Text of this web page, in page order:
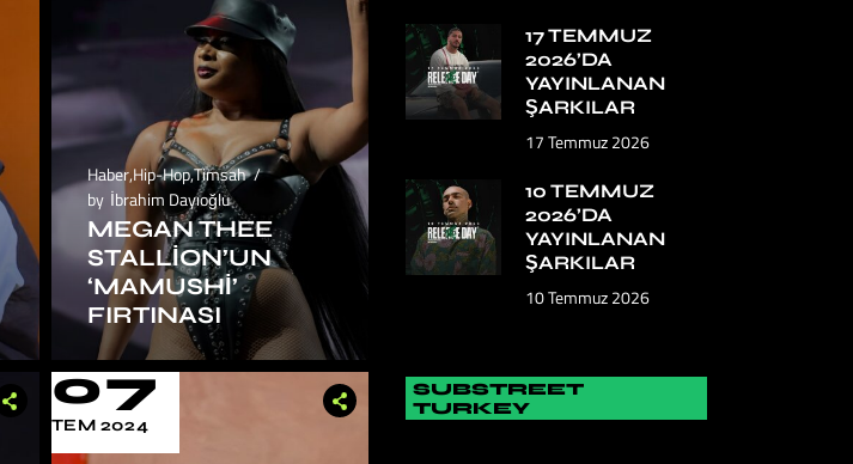
Haber,Hip-Hop,Timsah
by İbrahim Dayıoğlu
MEGAN THEE
STALLION’UN
‘MAMUSHI’
FIRTINASI
07
TEM 2024
17 TEMMUZ
2026’DA
YAYINLANAN
ŞARKILAR
17 Temmuz 2026
10 TEMMUZ
2026’DA
YAYINLANAN
ŞARKILAR
10 Temmuz 2026
SUBSTREET
TURKEY